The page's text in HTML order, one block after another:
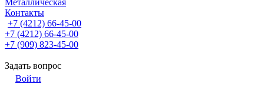
Металлическая
Контакты
+7 (4212) 66-45-00
+7 (4212) 66-45-00
+7 (909) 823-45-00
Задать вопрос
Войти